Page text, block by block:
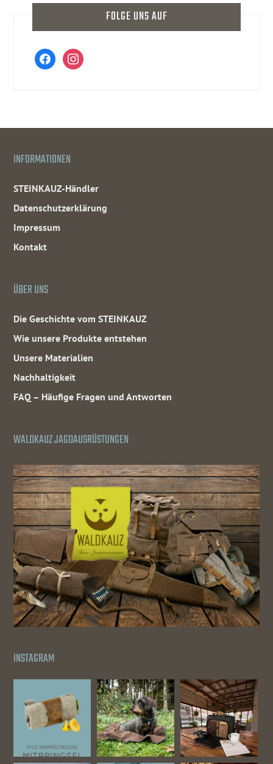
FOLGE UNS AUF
facebookinstagram
INFORMATIONEN
STEINKAUZ-Händler
Datenschutzerklärung
Impressum
Kontakt
ÜBER UNS
Die Geschichte vom STEINKAUZ
Wie unsere Produkte entstehen
Unsere Materialien
Nachhaltigkeit
FAQ – Häufige Fragen und Antworten
WALDKAUZ JAGDAUSRÜSTUNGEN
INSTAGRAM